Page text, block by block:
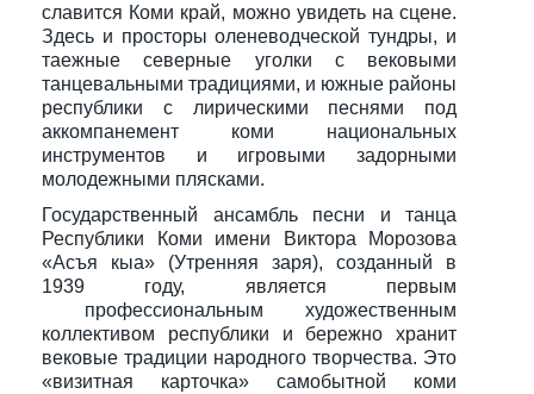
славится Коми край, можно увидеть на сцене.
Здесь и просторы оленеводческой тундры, и
таежные северные уголки с вековыми
танцевальными традициями, и южные районы
республики с лирическими песнями под
аккомпанемент коми национальных
инструментов и игровыми задорными
молодежными плясками.
Государственный ансамбль песни и танца
Республики Коми имени Виктора Морозова
«Асъя кыа» (Утренняя заря), созданный в
1939 году, является первым
профессиональным художественным
коллективом республики и бережно хранит
вековые традиции народного творчества. Это
«визитная карточка» самобытной коми